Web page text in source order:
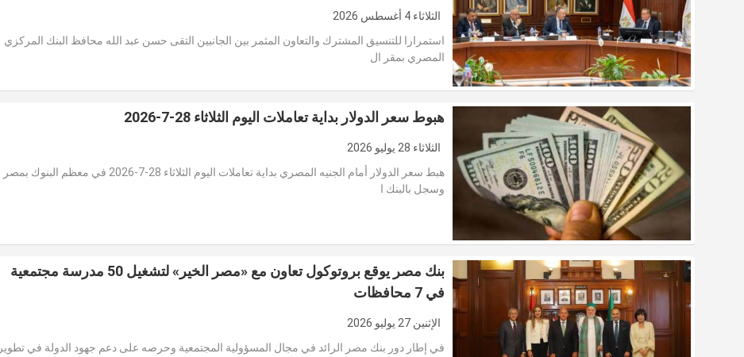
الثلاثاء 4 أغسطس 2026
استمرارا للتنسيق المشترك والتعاون المثمر بين الجانبين التقى حسن عبد الله محافظ البنك المركزي
المصري بمقر ال
هبوط سعر الدولار بداية تعاملات اليوم الثلاثاء 28-7-2026
الثلاثاء 28 يوليو 2026
هبط سعر الدولار أمام الجنيه المصري بداية تعاملات اليوم الثلاثاء 28-7-2026 في معظم البنوك بمصر
وسجل بالبنك ا
بنك مصر يوقع بروتوكول تعاون مع «مصر الخير» لتشغيل 50 مدرسة مجتمعية
في 7 محافظات
الإثنين 27 يوليو 2026
في إطار دور بنك مصر الرائد في مجال المسؤولية المجتمعية وحرصه على دعم جهود الدولة في تطوير